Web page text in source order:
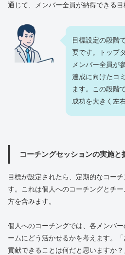
通じて、メンバー全員が納得できる目
目標設定の段階
要です。トップ
メンバー全員が
達成に向けたコ
ます。この段階
成功を大きく左
コーチングセッションの実施と
目標が設定されたら、定期的なコー
す。これは個人へのコーチングとチ
方を含みます。
個人へのコーチングでは、各メンバ
ームにどう活かせるかを考えます。
貢献できることは何だと思いますか